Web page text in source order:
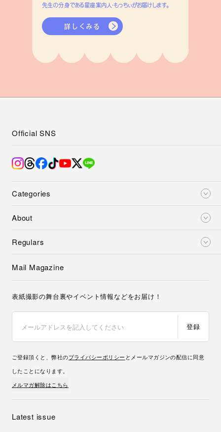
先生の分身である星座案内人・もっちぃがお届けします。
詳しくみる
Categories
About
Regulars
Official SNS
Mail Magazine
表紙撮影の舞台裏やイベント情報などをお届け！
登録
ご登録頂くと、弊社のプライバシーポリシー とメールマガジンの配信に同意
したことになります。
メルマガ解除はこちら
Latest issue